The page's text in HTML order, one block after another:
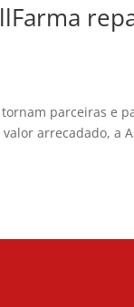
parceiras e
arrecadado, a